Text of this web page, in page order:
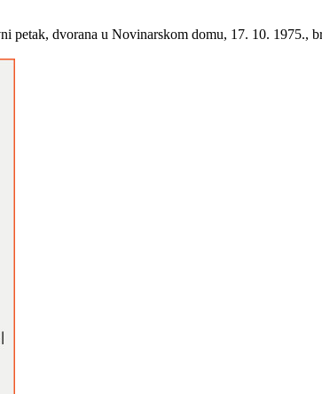
dvorana u Novinarskom domu, 17. 10. 1975.,